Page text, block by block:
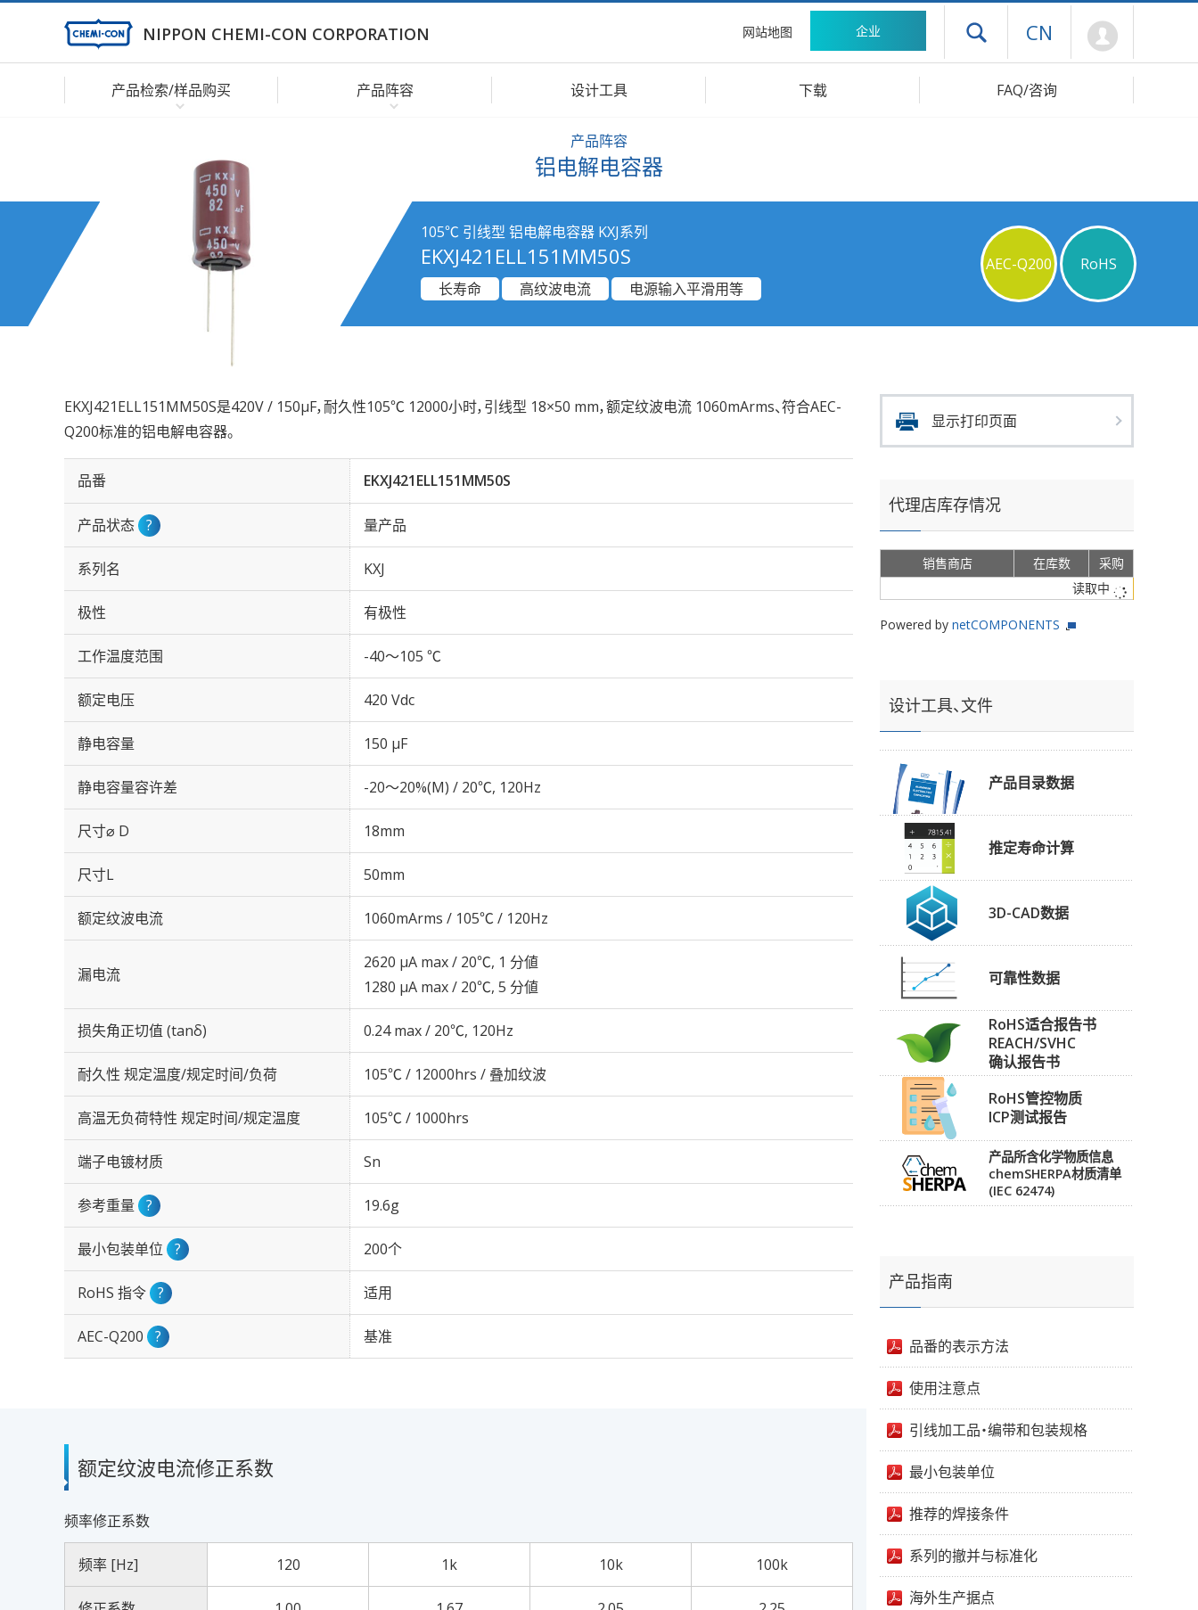
NIPPON CHEMI-CON CORPORATION 网站地图 企业 打开抽屉菜单
CN
产品检索/样品购买 产品阵容 设计工具 下载 FAQ/咨询
产品阵容
铝电解电容器
105℃ 引线型 铝电解电容器 KXJ系列
EKXJ421ELL151MM50S AEC-Q200
RoHS
长寿命
高纹波电流 电源输入平滑用等
EKXJ421ELL151MM50S是420V / 150µF，耐久性105℃ 12000小时，引线型 18×50 mm，额定纹波电流 1060mArms、符合AEC-
Q200标准的铝电解电容器。
品番 EKXJ421ELL151MM50S
产品状态 ? 量产品
系列名 KXJ
极性 有极性
工作温度范围 -40～105 ℃
额定电压 420 Vdc
静电容量 150 µF
静电容量容许差 -20～20%(M) / 20℃, 120Hz
尺寸⌀ D 18mm
尺寸L 50mm
额定纹波电流 1060mArms / 105℃ / 120Hz
漏电流
2620 μA max / 20℃, 1 分値
1280 μA max / 20℃, 5 分値
损失角正切值 (tanδ) 0.24 max / 20℃, 120Hz
耐久性 规定温度/规定时间/负荷 105℃ / 12000hrs / 叠加纹波
高温无负荷特性 规定时间/规定温度 105℃ / 1000hrs
端子电镀材质 Sn
参考重量 ? 19.6g
最小包装单位 ? 200个
RoHS 指令 ? 适用
AEC-Q200 ? 基准
额定纹波电流修正系数
频率修正系数
频率 [Hz] 120 1k 10k 100k
显示打印页面
代理店库存情况
销售商店 在库数
采购
读取中
Powered by netCOMPONENTS
设计工具、文件
产品目录数据
推定寿命计算
3D-CAD数据
可靠性数据
RoHS适合报告书
REACH/SVHC
确认报告书
RoHS管控物质
ICP测试报告
产品所含化学物质信息
chemSHERPA材质清单
(IEC 62474)
产品指南
品番的表示方法
使用注意点
引线加工品・编带和包装规格
最小包装单位
推荐的焊接条件
系列的撤并与标准化
海外生产据点